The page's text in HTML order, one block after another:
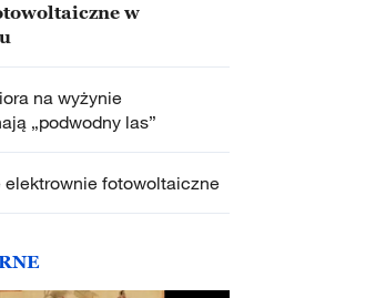
w
na wyżynie
„podwodny las”
elektrownie fotowoltaiczne